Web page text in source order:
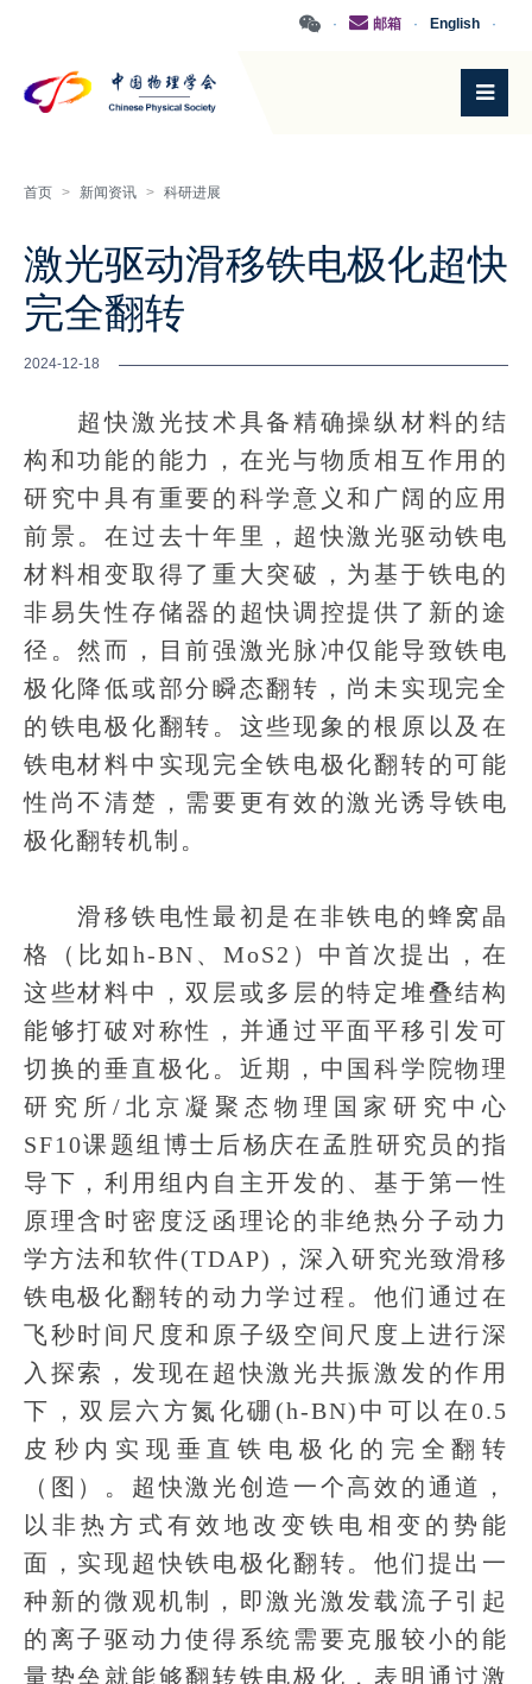
·
English
·
邮箱
·
首页 > 新闻资讯 > 科研进展
激光驱动滑移铁电极化超快
完全翻转
2024-12-18
超快激光技术具备精确操纵材料的结
构和功能的能力，在光与物质相互作用的
研究中具有重要的科学意义和广阔的应用
前景。在过去十年里，超快激光驱动铁电
材料相变取得了重大突破，为基于铁电的
非易失性存储器的超快调控提供了新的途
径。然而，目前强激光脉冲仅能导致铁电
极化降低或部分瞬态翻转，尚未实现完全
的铁电极化翻转。这些现象的根原以及在
铁电材料中实现完全铁电极化翻转的可能
性尚不清楚，需要更有效的激光诱导铁电
极化翻转机制。
滑移铁电性最初是在非铁电的蜂窝晶
格（比如h-BN、MoS2）中首次提出，在
这些材料中，双层或多层的特定堆叠结构
能够打破对称性，并通过平面平移引发可
切换的垂直极化。近期，中国科学院物理
研究所/北京凝聚态物理国家研究中心
SF10课题组博士后杨庆在孟胜研究员的指
导下，利用组内自主开发的、基于第一性
原理含时密度泛函理论的非绝热分子动力
学方法和软件(TDAP)，深入研究光致滑移
铁电极化翻转的动力学过程。他们通过在
飞秒时间尺度和原子级空间尺度上进行深
入探索，发现在超快激光共振激发的作用
下，双层六方氮化硼(h-BN)中可以在0.5
皮秒内实现垂直铁电极化的完全翻转
（图）。超快激光创造一个高效的通道，
以非热方式有效地改变铁电相变的势能
面，实现超快铁电极化翻转。他们提出一
种新的微观机制，即激光激发载流子引起
的离子驱动力使得系统需要克服较小的能
量势垒就能够翻转铁电极化，表明通过激